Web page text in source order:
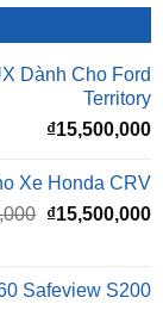
Dành Cho Ford
₫15,500,000
Xe Honda CRV
gốc
₫16,500,000.
Safeview S200